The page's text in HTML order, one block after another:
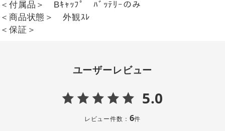
＜付属品＞ Bｷｬｯﾌﾟ ﾊﾞｯﾃﾘｰのみ
＜商品状態＞ 外観ｽﾚ
＜保証＞
ユーザーレビュー
5.0
レビュー件数： 6件